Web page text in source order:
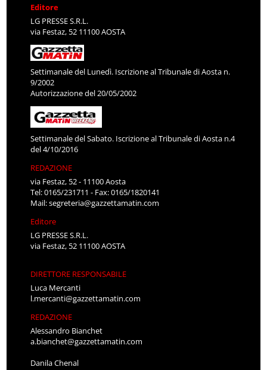
Editore
LG PRESSE S.R.L.
via Festaz, 52 11100 AOSTA
Settimanale del Lunedì. Iscrizione al Tribunale di Aosta n.
9/2002
Autorizzazione del 20/05/2002
Settimanale del Sabato. Iscrizione al Tribunale di Aosta n.4
del 4/10/2016
REDAZIONE
via Festaz, 52 - 11100 Aosta
Tel: 0165/231711 - Fax: 0165/1820141
Mail:segreteria@gazzettamatin.com
Editore
LG PRESSE S.R.L.
via Festaz, 52 11100 AOSTA
DIRETTORE RESPONSABILE
Luca Mercanti
l.mercanti@gazzettamatin.com
REDAZIONE
Alessandro Bianchet
a.bianchet@gazzettamatin.com
Danila Chenal